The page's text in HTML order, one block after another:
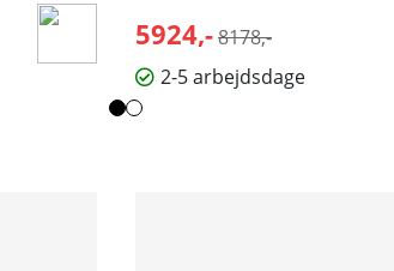
5924,- Normalpris:
8178,-
2-5 arbejdsdage